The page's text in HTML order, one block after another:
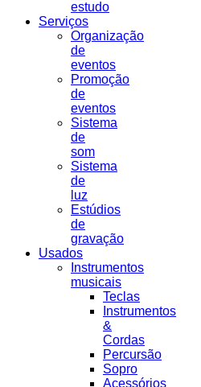
estudo
Serviços
Organização
de
eventos
Promoção
de
eventos
Sistema
de
som
Sistema
de
luz
Estúdios
de
gravação
Usados
Instrumentos
musicais
Teclas
Instrumentos
&
Cordas
Percursão
Sopro
Acessórios